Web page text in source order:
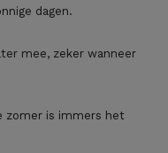
dagen.
mee, zeker wanneer
zomer is immers het